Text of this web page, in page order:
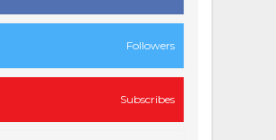
Followers
Subscribes